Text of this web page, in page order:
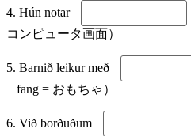
4. Hún notar
コンピュータ画面）
5. Barnið leikur með
+ fang = おもちゃ）
6. Við borðuðum